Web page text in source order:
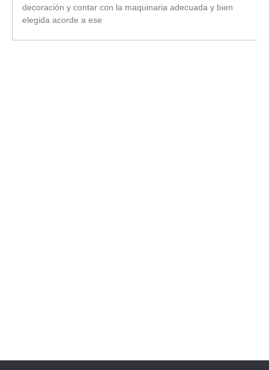
decoración y contar con la maquinaria adecuada y bien
elegida acorde a ese